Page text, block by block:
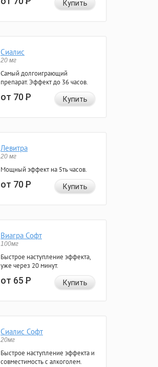
Купить
Сиалис
20 мг
Самый долгоиграющий
препарат. Эффект до 36 часов.
от 70Р Купить
Левитра
20 мг
Мощный эффект на 5ть часов.
от 70Р Купить
Виагра Софт
100мг
Быстрое наступление эффекта,
уже через 20 минут.
от 65Р Купить
Сиалис Софт
20мг
Быстрое наступление эффекта и
совместимость с алкоголем.